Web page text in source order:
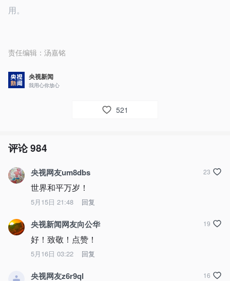
用。
责任编辑： 汤嘉铭
央视新闻
我用心你放心
521
评论984
央视网友um8dbs
世界和平万岁！
5月15日 21:48 回复
23
央视新闻网友向公华
好！致敬！点赞！
5月16日 03:22 回复
19
央视网友z6r9ql 16